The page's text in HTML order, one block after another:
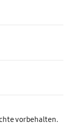
vorbehalten.